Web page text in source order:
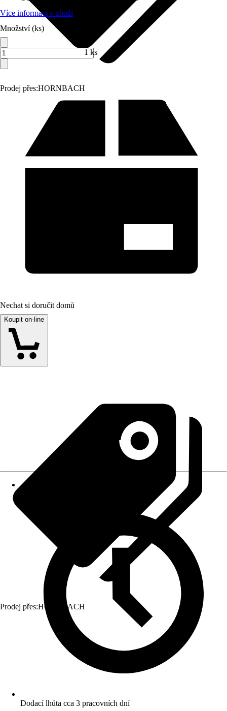
Prodej přes:HORNBACH
Více informací o zboží
Množství (ks)
1 ks
Nechat si doručit domů
Koupit on-line
Prodej přes:HORNBACH
Dodací lhůta cca 3 pracovních dní